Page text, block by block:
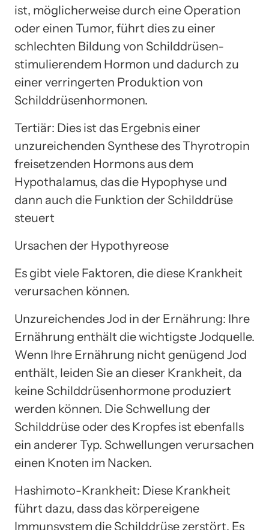
ist, möglicherweise durch eine Operation
oder einen Tumor, führt dies zu einer
schlechten Bildung von Schilddrüsen-
stimulierendem Hormon und dadurch zu
einer verringerten Produktion von
Schilddrüsenhormonen.
Tertiär: Dies ist das Ergebnis einer
unzureichenden Synthese des Thyrotropin
freisetzenden Hormons aus dem
Hypothalamus, das die Hypophyse und
dann auch die Funktion der Schilddrüse
steuert
Ursachen der Hypothyreose
Es gibt viele Faktoren, die diese Krankheit
verursachen können.
Unzureichendes Jod in der Ernährung: Ihre
Ernährung enthält die wichtigste Jodquelle.
Wenn Ihre Ernährung nicht genügend Jod
enthält, leiden Sie an dieser Krankheit, da
keine Schilddrüsenhormone produziert
werden können. Die Schwellung der
Schilddrüse oder des Kropfes ist ebenfalls
ein anderer Typ. Schwellungen verursachen
einen Knoten im Nacken.
Hashimoto-Krankheit: Diese Krankheit
führt dazu, dass das körpereigene
Immunsystem die Schilddrüse zerstört. Es